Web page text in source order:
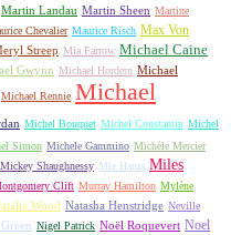
Martin Landau Martin Sheen Martine
Chevalier Maurice Risch Max Von
Streep Mia Farrow Michael Caine
Gwynn Michael Hordern Michael
Michael Rennie Michael
Michel Bouquet Michel Constantin Michel
Simon Michele Gammino Michèle Mercier
Mickey Shaughnessy Mie Hama Miles
Clift Murray Hamilton Mylène
Wood Natasha Henstridge Neville
Nigel Patrick Noël Roquevert Noel